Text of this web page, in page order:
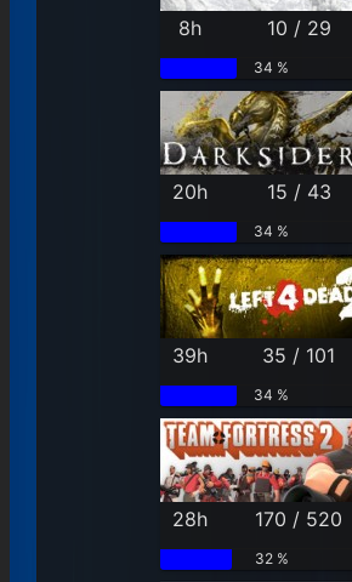
8h 10 / 29
34 %
20h 15 / 43
34 %
39h 35 / 101
34 %
28h 170 / 520
32 %